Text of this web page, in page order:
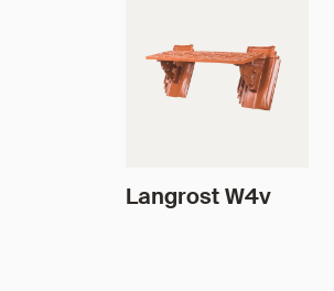
Langrost W4v